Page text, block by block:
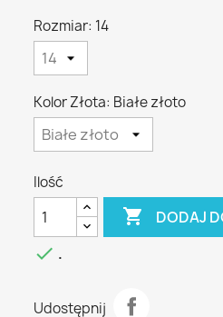
Rozmiar: 14
Kolor Złota: Białe złoto
Ilość
 DODAJ
 .
Udostępnij